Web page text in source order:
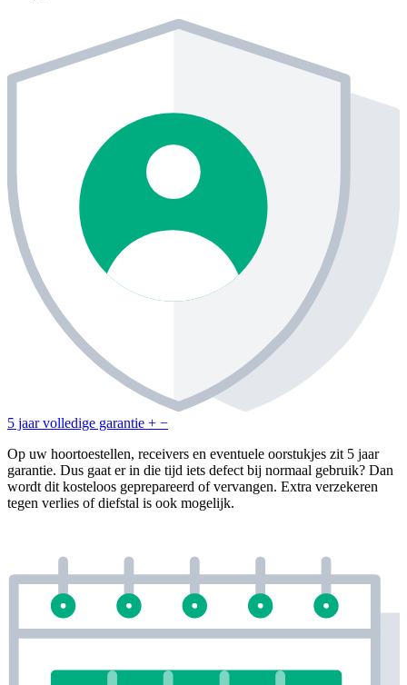
5 jaar volledige garantie + −
Op uw hoortoestellen, receivers en eventuele oorstukjes zit 5 jaar
garantie. Dus gaat er in die tijd iets defect bij normaal gebruik? Dan
wordt dit kosteloos geprepareerd of vervangen. Extra verzekeren
tegen verlies of diefstal is ook mogelijk.